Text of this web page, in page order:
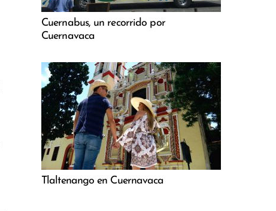
Cuernabus, un recorrido por
Cuernavaca
Tlaltenango en Cuernavaca